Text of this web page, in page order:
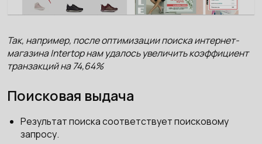
Так, например, после оптимизации поиска интернет-
магазина Intertop нам удалось увеличить коэффициент
транзакций на 74,64%
Поисковая выдача
Результат поиска соответствует поисковому
запросу.